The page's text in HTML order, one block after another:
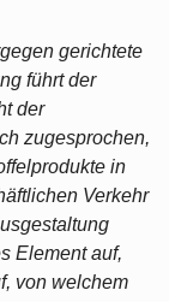
gerichtete
führt der
der
zugesprochen,
in
Verkehr
Element auf,
von welchem